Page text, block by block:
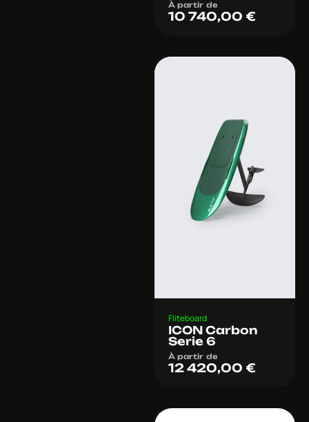
À partir de
10 740,00 €
Fliteboard
ICON Carbon
Serie 6
À partir de
12 420,00 €